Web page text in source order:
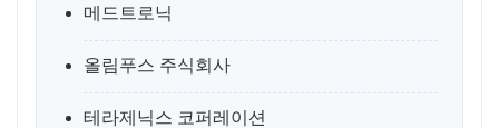
메드트로닉
올림푸스 주식회사
테라제닉스 코퍼레이션